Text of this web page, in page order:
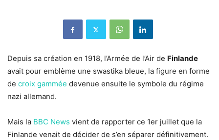
Depuis sa création en 1918, l’Armée de l’Air de Finlande
avait pour emblème une swastika bleue, la figure en forme
de croix gammée devenue ensuite le symbole du régime
nazi allemand.
Mais la BBC News vient de rapporter ce 1er juillet que la
Finlande venait de décider de s’en séparer définitivement.